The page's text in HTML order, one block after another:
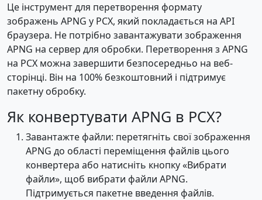
Це інструмент для перетворення формату
зображень APNG у PCX, який покладається на API
браузера. Не потрібно завантажувати зображення
APNG на сервер для обробки. Перетворення з APNG
на PCX можна завершити безпосередньо на веб-
сторінці. Він на 100% безкоштовний і підтримує
пакетну обробку.
Як конвертувати APNG в PCX?
Завантажте файли: перетягніть свої зображення
APNG до області переміщення файлів цього
конвертера або натисніть кнопку «Вибрати
файли», щоб вибрати файли APNG.
Підтримується пакетне введення файлів.